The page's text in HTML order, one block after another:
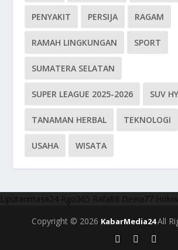
PENYAKIT PERSIJA RAGAM
RAMAH LINGKUNGAN SPORT
SUMATERA SELATAN
SUPER LEAGUE 2025-2026 SUV
TANAMAN HERBAL TEKNOLOGI
USAHA WISATA
Liputanmasa24 Rgo365 Rafa88 Dewa77
Copyright © 2026 KabarMedia24All